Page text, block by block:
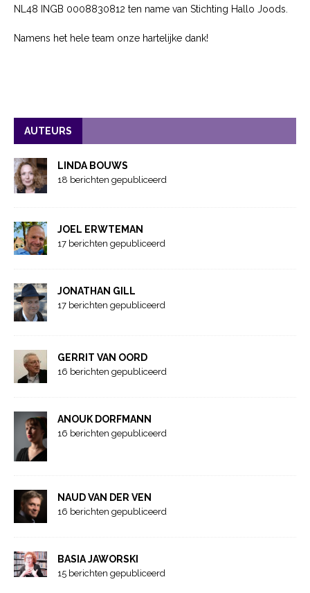
NL48 INGB 0008830812 ten name van Stichting Hallo Joods.
Namens het hele team onze hartelijke dank!
AUTEURS
LINDA BOUWS
18 berichten gepubliceerd
JOEL ERWTEMAN
17 berichten gepubliceerd
JONATHAN GILL
17 berichten gepubliceerd
GERRIT VAN OORD
16 berichten gepubliceerd
ANOUK DORFMANN
16 berichten gepubliceerd
NAUD VAN DER VEN
16 berichten gepubliceerd
BASIA JAWORSKI
15 berichten gepubliceerd